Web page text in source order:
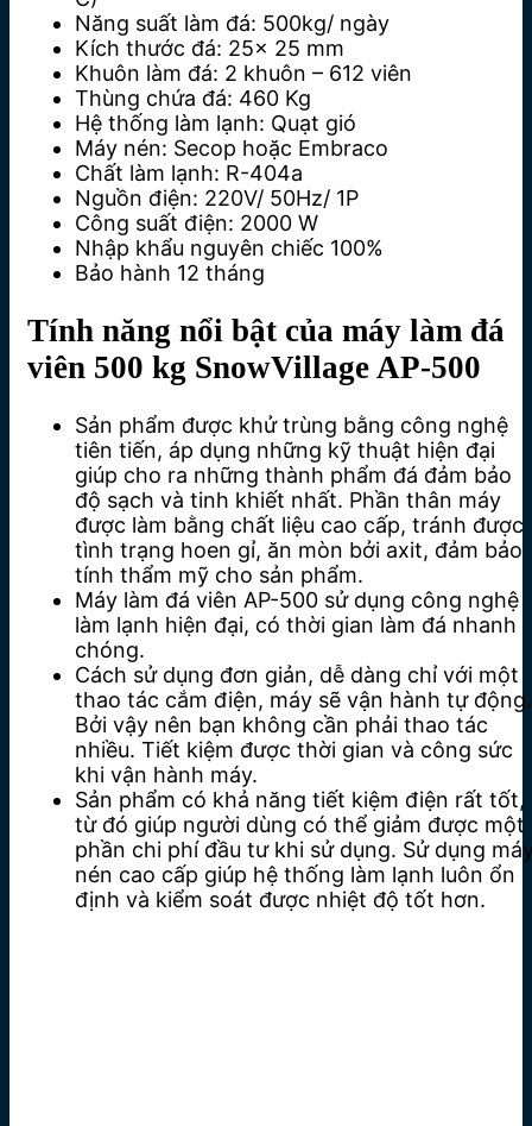
Năng suất làm đá: 500kg/ ngày
Kích thước đá: 25x 25 mm
Khuôn làm đá: 2 khuôn – 612 viên
Thùng chứa đá: 460 Kg
Hệ thống làm lạnh: Quạt gió
Máy nén: Secop hoặc Embraco
Chất làm lạnh: R-404a
Nguồn điện: 220V/ 50Hz/ 1P
Công suất điện: 2000 W
Nhập khẩu nguyên chiếc 100%
Bảo hành 12 tháng
Tính năng nổi bật của máy làm đá
viên 500 kg SnowVillage AP-500
Sản phẩm được khử trùng bằng công nghệ
tiên tiến, áp dụng những kỹ thuật hiện đại
giúp cho ra những thành phẩm đá đảm bảo
độ sạch và tinh khiết nhất. Phần thân máy
được làm bằng chất liệu cao cấp, tránh được
tình trạng hoen gỉ, ăn mòn bởi axit, đảm bảo
tính thẩm mỹ cho sản phẩm.
Máy làm đá viên AP-500 sử dụng công nghệ
làm lạnh hiện đại, có thời gian làm đá nhanh
chóng.
Cách sử dụng đơn giản, dễ dàng chỉ với một
thao tác cắm điện, máy sẽ vận hành tự động.
Bởi vậy nên bạn không cần phải thao tác
nhiều. Tiết kiệm được thời gian và công sức
khi vận hành máy.
Sản phẩm có khả năng tiết kiệm điện rất tốt,
từ đó giúp người dùng có thể giảm được một
phần chi phí đầu tư khi sử dụng. Sử dụng
nén cao cấp giúp hệ thống làm lạnh luôn ổn
định và kiểm soát được nhiệt độ tốt hơn.